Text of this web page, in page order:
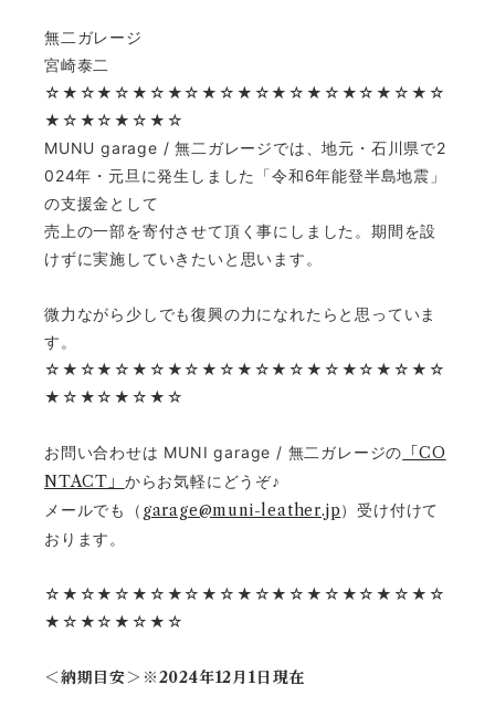
無二ガレージ
宮崎泰二
☆★☆★☆★☆★☆★☆★☆★☆★☆★☆★☆★☆
★☆★☆★☆★☆
MUNU garage / 無二ガレージでは、地元・石川県で2
024年・元旦に発生しました「令和6年能登半島地震」
の支援金として
売上の一部を寄付させて頂く事にしました。期間を設
けずに実施していきたいと思います。
微力ながら少しでも復興の力になれたらと思っていま
す。
☆★☆★☆★☆★☆★☆★☆★☆★☆★☆★☆★☆
★☆★☆★☆★☆
お問い合わせは MUNI garage / 無二ガレージの 「CO
NTACT」 からお気軽にどうぞ♪
メールでも（ garage@muni-leather.jp）受け付けて
おります。
☆★☆★☆★☆★☆★☆★☆★☆★☆★☆★☆★☆
★☆★☆★☆★☆
＜納期目安＞※2024年12月1日現在